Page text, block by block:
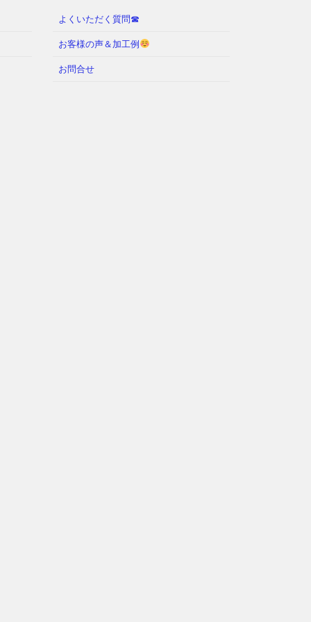
よくいただく質問☎︎
お客様の声＆加工例
お問合せ